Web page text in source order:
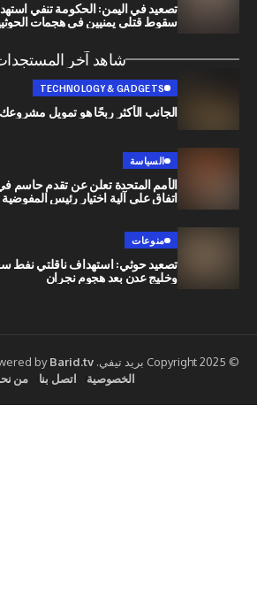
تصعيد في اليمن: الحكومة تنفي استهداف قوات
سقوط قتلى يمنيين في هجمات الحوثيين
شاهد آخر المستجدات
TECHNOLOGY & GADGETS
الجانب الأكثر ربحًا هو تمويل مشروعك الرئيسي.
الأمم المتحدة تعلن عن تقدم حاسم في مسار
اتفاق على آلية اختيار رئيس المفوضية
تصعيد حوثي: استهداف ناقلتي نفط سعوديتين في
وخليج عدن بعد هجوم نجران
Barid.tv
اتصل بنا من نحن ؟